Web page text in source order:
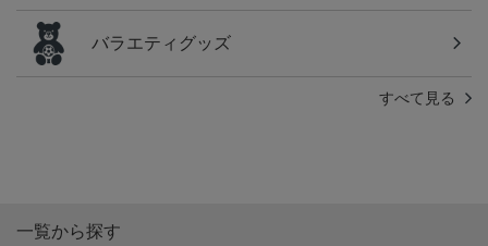
バラエティグッズ
すべて見る
一覧から探す